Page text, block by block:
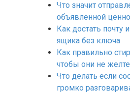
Что значит
объявленной
Как достать почту
ящика без ключа
Как правильно
чтобы они не
Что делать если
громко